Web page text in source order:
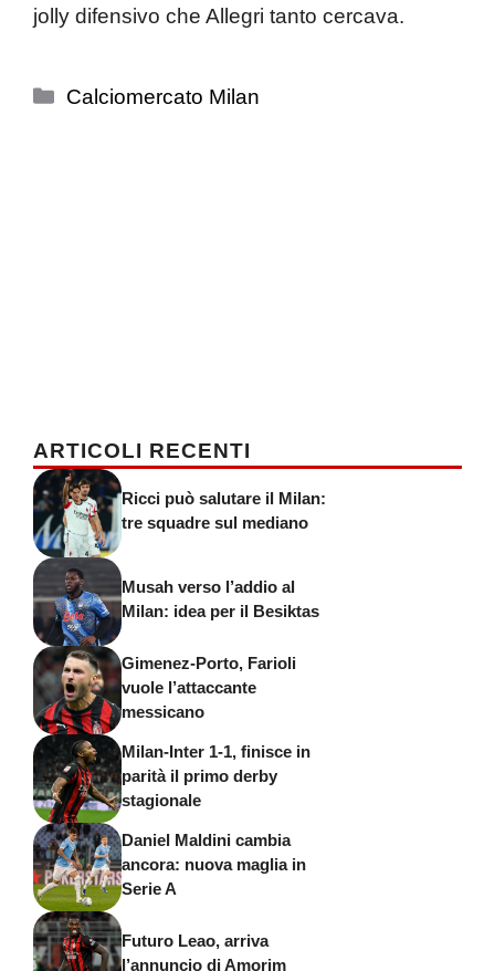
jolly difensivo che Allegri tanto cercava.
Categorie
Calciomercato Milan
ARTICOLI RECENTI
Ricci può salutare il Milan:
tre squadre sul mediano
Musah verso l’addio al
Milan: idea per il Besiktas
Gimenez-Porto, Farioli
vuole l’attaccante
messicano
Milan-Inter 1-1, finisce in
parità il primo derby
stagionale
Daniel Maldini cambia
ancora: nuova maglia in
Serie A
Futuro Leao, arriva
l’annuncio di Amorim